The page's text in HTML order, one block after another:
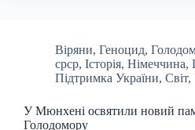
Віряни, Геноцид,
срср, Історія, Німеччина,
Підтримка України, Світ,
У Мюнхені освятили новий
Голодомору